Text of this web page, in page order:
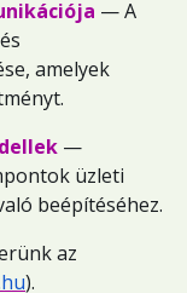
— A
amelyek
—
üzleti
beépítéséhez.
az
).